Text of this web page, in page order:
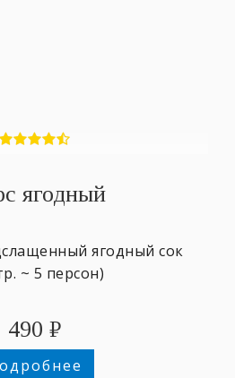
ягодный
ягодный сок
~ 5 персон)
490 ₽